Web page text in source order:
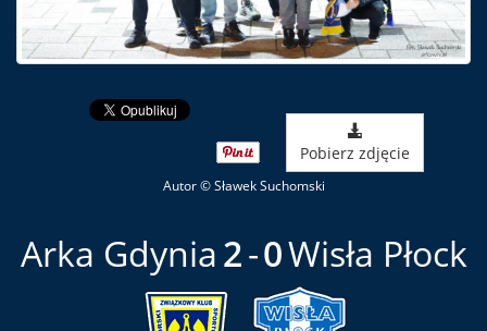
Pobierz zdjęcie
Autor © Sławek Suchomski
Arka Gdynia2 0Wisła Płock